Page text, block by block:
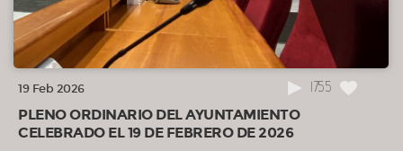
19 Feb 2026 1755
PLENO ORDINARIO DEL AYUNTAMIENTO
CELEBRADO EL 19 DE FEBRERO DE 2026